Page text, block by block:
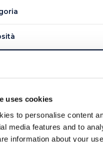
uses cookies
to personalise content
media features and to
information about your
- consigli - promozioni